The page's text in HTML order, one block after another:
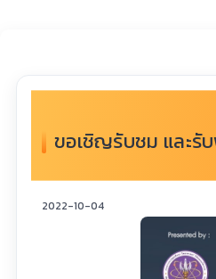
ขอเชิญรับชม และรั
2022-10-04